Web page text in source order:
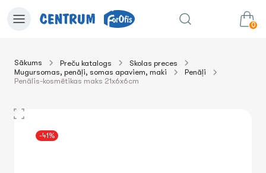
0
uz grozu Summa: 0.00€
Sākums Preču katalogs
Skolas preces
Mugursomas, penāļi, somas apaviem, maki
Penāļi
Penālis-kosmētikas maks 21x6x6cm
-41%